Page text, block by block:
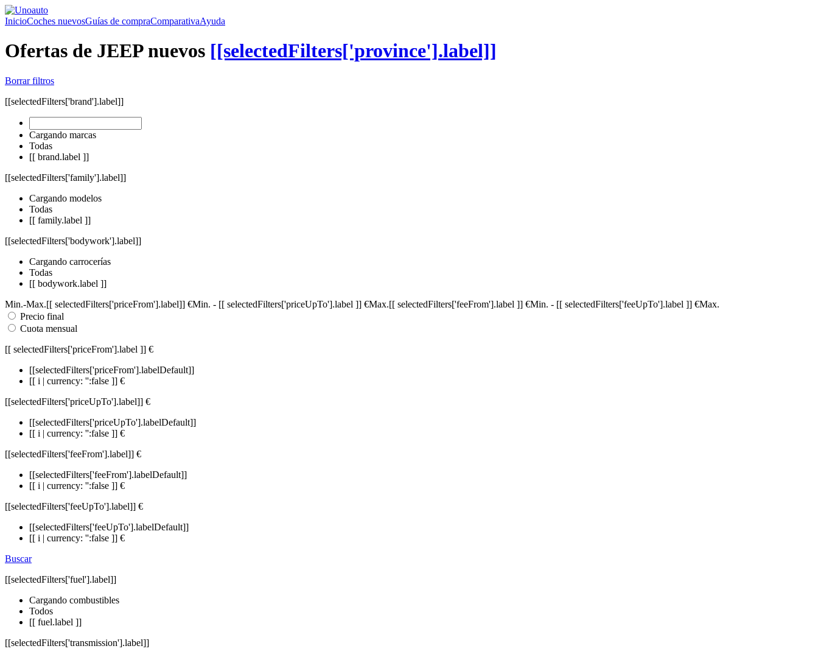
InicioCoches nuevosGuías de compraComparativaAyuda
Ofertas de JEEP nuevos [[selectedFilters['province'].label]]
Borrar filtros
[[selectedFilters['brand'].label]]
Cargando marcas
Todas
[[ brand.label ]]
[[selectedFilters['family'].label]]
Cargando modelos
Todas
[[ family.label ]]
[[selectedFilters['bodywork'].label]]
Cargando carrocerías
Todas
[[ bodywork.label ]]
Min.-Max.[[ selectedFilters['priceFrom'].label]] €Min. - [[ selectedFilters['priceUpTo'].label ]] €Max.[[ selectedFilters['feeFrom'].label ]] €Min. - [[ selectedFilters['feeUpTo'].label ]] €Max.
Precio final
Cuota mensual
[[ selectedFilters['priceFrom'].label ]] €
[[selectedFilters['priceFrom'].labelDefault]]
[[ i | currency: '':false ]] €
[[selectedFilters['priceUpTo'].label]] €
[[selectedFilters['priceUpTo'].labelDefault]]
[[ i | currency: '':false ]] €
[[selectedFilters['feeFrom'].label]] €
[[selectedFilters['feeFrom'].labelDefault]]
[[ i | currency: '':false ]] €
[[selectedFilters['feeUpTo'].label]] €
[[selectedFilters['feeUpTo'].labelDefault]]
[[ i | currency: '':false ]] €
Buscar
[[selectedFilters['fuel'].label]]
Cargando combustibles
Todos
[[ fuel.label ]]
[[selectedFilters['transmission'].label]]